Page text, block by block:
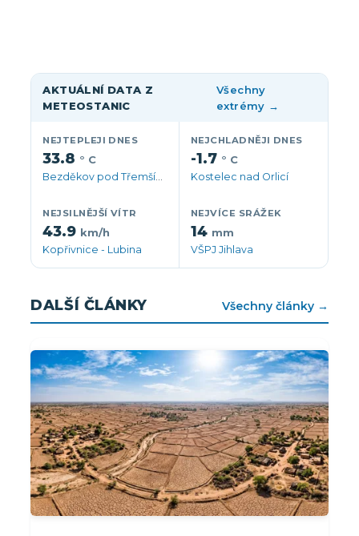
AKTUÁLNÍ DATA Z
METEOSTANIC
Všechny
extrémy →
NEJTEPLEJI DNES
33.8 ° C
Bezděkov pod Třemšínem
NEJCHLADNĚJI DNES
-1.7 ° C
Kostelec nad Orlicí
NEJSILNĚJŠÍ VÍTR
43.9 km/h
Kopřivnice - Lubina
NEJVÍCE SRÁŽEK
14 mm
VŠPJ Jihlava
DALŠÍ ČLÁNKY Všechny články →